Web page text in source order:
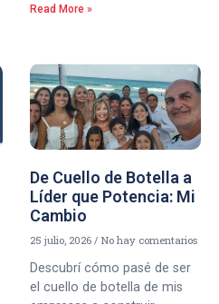
Read More »
De Cuello de Botella a
Líder que Potencia: Mi
Cambio
25 julio, 2026 No hay comentarios
Descubrí cómo pasé de ser
el cuello de botella de mis